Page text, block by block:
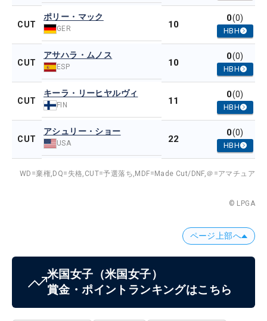
CUT
ポリー・マック
GER 10
0(0)
HBH
CUT
アサハラ・ムノス
ESP 10
0(0)
HBH
CUT
キーラ・リーヒヤルヴィ
FIN 11
0(0)
HBH
CUT
アシュリー・ショー
USA 22
0(0)
HBH
WD=棄権, DQ=失格, CUT=予選落ち, MDF=Made Cut/DNF,＠=アマチュア
© LPGA
ページ上部へ
米国女子 （米国女子）
賞金・ポイントランキングはこちら